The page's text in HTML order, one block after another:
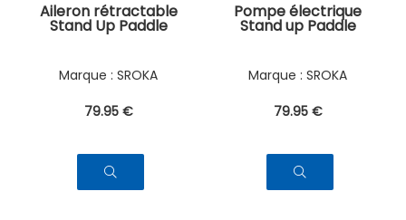
Aileron rétractable
Stand Up Paddle
SROKA
79.95 €
Pompe électrique
Stand up Paddle
SROKA
79.95 €